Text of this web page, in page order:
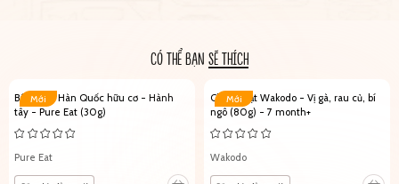
CÓ THỂ BẠN SẼ THÍCH
Mới
Bánh gạo Hàn Quốc hữu cơ - Hành
tây - Pure Eat (30g)
Pure Eat
Mới
Cháo Nhật Wakodo - Vị gà, rau củ, bí
ngô (80g) - 7 month+
Wakodo